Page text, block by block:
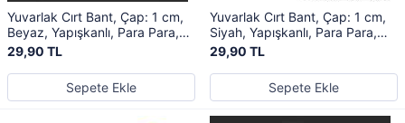
Yuvarlak Cırt Bant, Çap: 1 cm,
Beyaz, Yapışkanlı, Para Para,
Dişi-Erkek Takım, Cırt Cırtlı Bant
29,90 TL
Sepete Ekle
Yuvarlak Cırt Bant, Çap: 1 cm,
Siyah, Yapışkanlı, Para Para,
Dişi-Erkek Takım, Cırt Cırtlı Bant
29,90 TL
Sepete Ekle